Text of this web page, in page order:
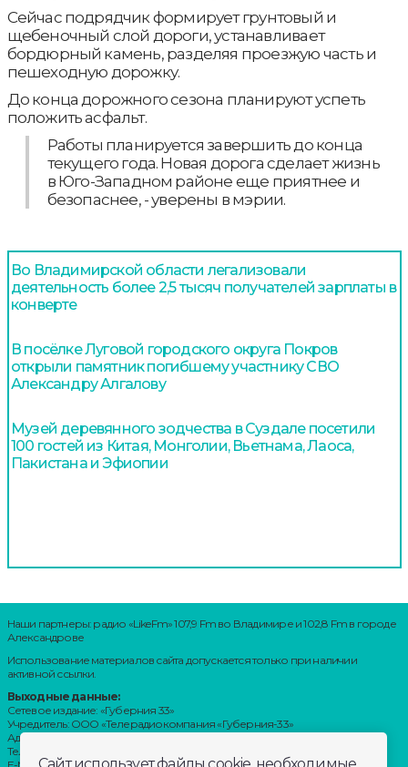
Сейчас подрядчик формирует грунтовый и
щебеночный слой дороги, устанавливает
бордюрный камень, разделяя проезжую часть и
пешеходную дорожку.
До конца дорожного сезона планируют успеть
положить асфальт.
Работы планируется завершить до конца
текущего года. Новая дорога сделает жизнь
в Юго-Западном районе еще приятнее и
безопаснее, - уверены в мэрии.
Во Владимирской области легализовали
деятельность более 2,5 тысяч получателей зарплаты в
конверте
В посёлке Луговой городского округа Покров
открыли памятник погибшему участнику СВО
Александру Алгалову
Музей деревянного зодчества в Суздале посетили
100 гостей из Китая, Монголии, Вьетнама, Лаоса,
Пакистана и Эфиопии
Наши партнеры: радио «LikeFm» 107,9 Fm во Владимире и 102,8 Fm в городе
Александрове
Использование материалов сайта допускается только при наличии
активной ссылки.
Выходные данные:
Сетевое издание: «Губерния 33»
Учредитель: ООО «Телерадиокомпания «Губерния-33»
Адрес: Воронцовский переулок, д.4.г. Владимир, 600000
Телефон: 8 (4922) 36-20-36.